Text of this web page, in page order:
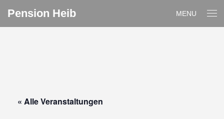
Pension Heib MENU
« Alle Veranstaltungen